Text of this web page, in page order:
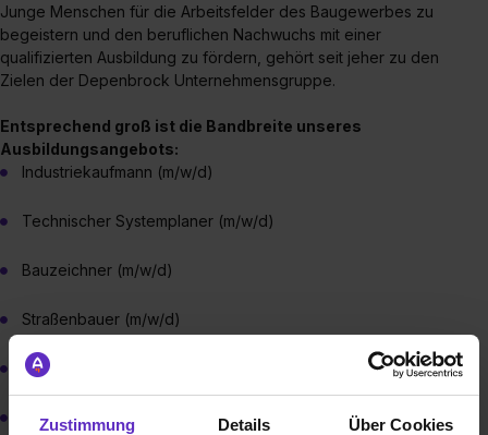
Zustimmung Details Über Cookies
Junge Menschen für die Arbeitsfelder des Baugewerbes zu
begeistern und den beruflichen Nachwuchs mit einer
qualifizierten Ausbildung zu fördern, gehört seit jeher zu den
Zielen der Depenbrock Unternehmensgruppe.
Entsprechend groß ist die Bandbreite unseres
Ausbildungsangebots:
Industriekaufmann (m/w/d)
Technischer Systemplaner (m/w/d)
Bauzeichner (m/w/d)
Straßenbauer (m/w/d)
Maurer (m/w/d)
Beton- und Stahlbetonbauer (m/w/d)